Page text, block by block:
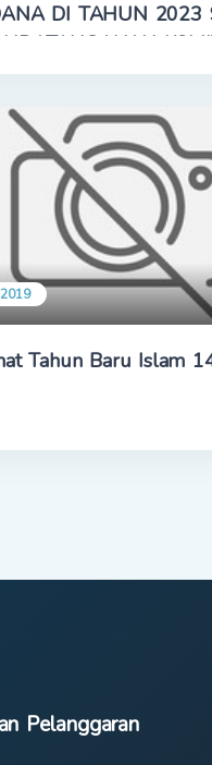
DI TAHUN 2023
INTEGRITAS
Tahun Baru Islam
Pelanggaran